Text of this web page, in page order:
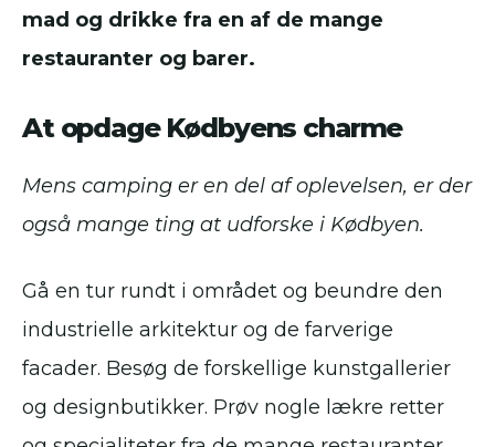
mad og drikke fra en af de mange
restauranter og barer.
At opdage Kødbyens charme
Mens camping er en del af oplevelsen, er der
også mange ting at udforske i Kødbyen.
Gå en tur rundt i området og beundre den
industrielle arkitektur og de farverige
facader. Besøg de forskellige kunstgallerier
og designbutikker. Prøv nogle lækre retter